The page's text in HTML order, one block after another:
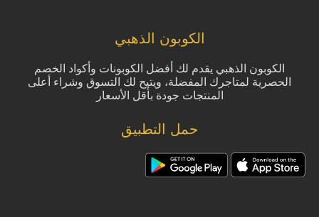
الكوبون الذهبي
الكوبون الذهبي يقدم لك أفضل الكوبونات وأكواد الخصم
الحصرية لمتاجرك المفضلة، ويتيح لك التسوق وشراء أعلى
المنتجات جودة بأقل الأسعار
حمل التطبيق